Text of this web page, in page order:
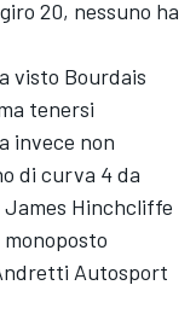
20, nessuno ha
visto Bourdais
tenersi
invece non
di curva 4 da
Hinchcliffe
Autosport